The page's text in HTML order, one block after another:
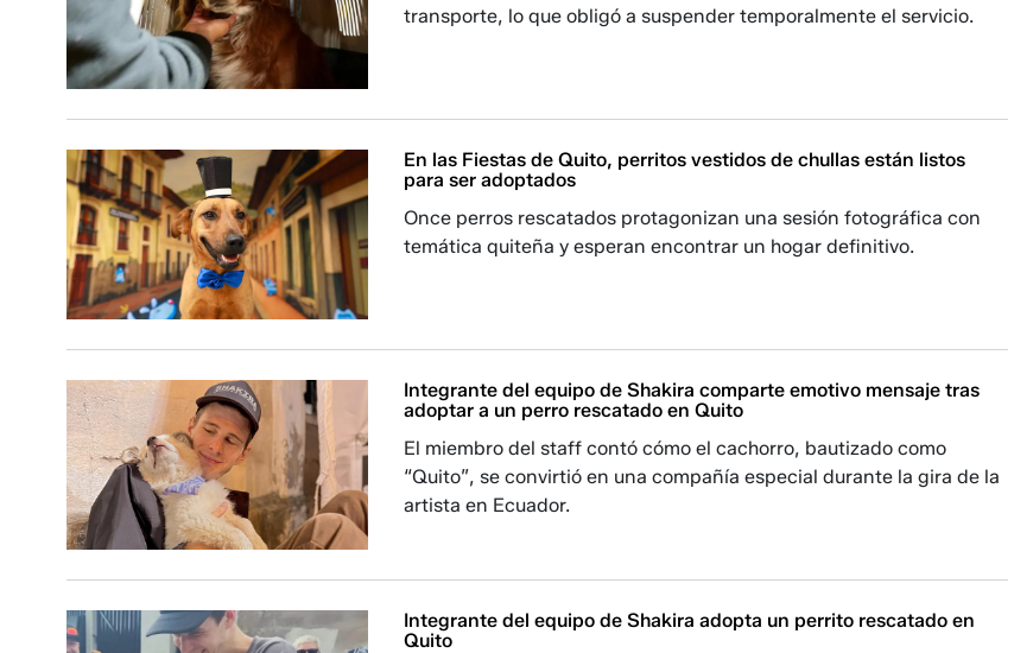
transporte, lo que obligó a suspender temporalmente el servicio.
En las Fiestas de Quito, perritos vestidos de chullas están listos
para ser adoptados
Once perros rescatados protagonizan una sesión fotográfica con
temática quiteña y esperan encontrar un hogar definitivo.
Integrante del equipo de Shakira comparte emotivo mensaje tras
adoptar a un perro rescatado en Quito
El miembro del staff contó cómo el cachorro, bautizado como
“Quito”, se convirtió en una compañía especial durante la gira de la
artista en Ecuador.
Integrante del equipo de Shakira adopta un perrito rescatado en
Quito